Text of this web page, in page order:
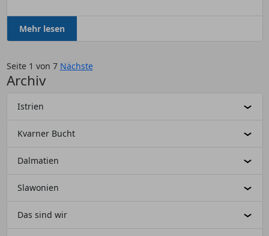
Mehr lesen
Seite 1 von 7 Nächste
Archiv
Istrien
Kvarner Bucht
Dalmatien
Slawonien
Das sind wir